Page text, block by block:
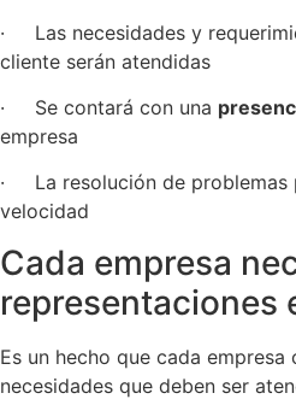
· Las necesidades y
cliente serán atendidas
· Se contará con una
empresa
· La resolución de problemas
velocidad
Cada empresa
representaciones
Es un hecho que cada
necesidades que deben ser